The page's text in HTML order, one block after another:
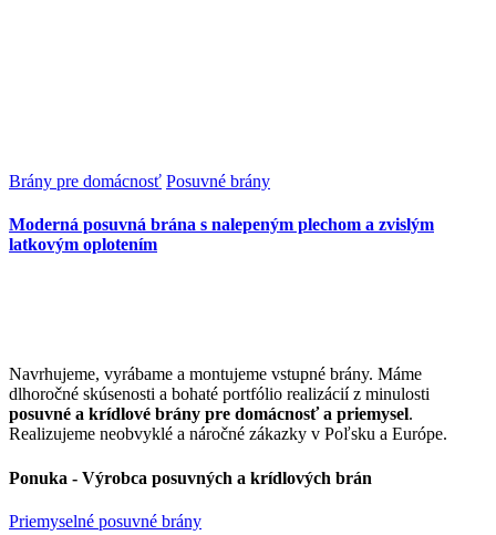
Brány pre domácnosť Posuvné brány
Moderná posuvná brána s nalepeným plechom a zvislým
latkovým oplotením
Navrhujeme, vyrábame a montujeme vstupné brány. Máme
dlhoročné skúsenosti a bohaté portfólio realizácií z minulosti
posuvné a krídlové brány pre domácnosť a priemysel.
Realizujeme neobvyklé a náročné zákazky v Poľsku a Európe.
Ponuka - Výrobca posuvných a krídlových brán
Priemyselné posuvné brány